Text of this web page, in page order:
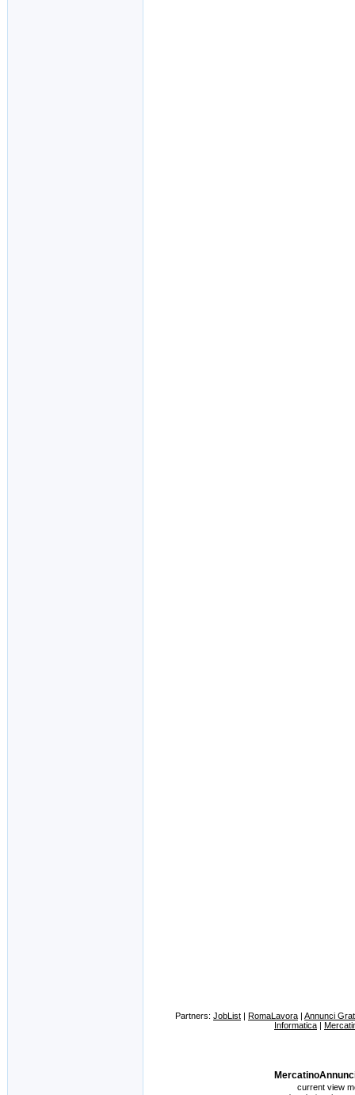
Partners: JobList | RomaLavora | Annunci
Informatica |
current view